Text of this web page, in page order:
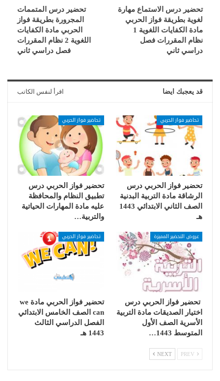
تحضير درس الاستماع مهارة
لغوية بطريقة فواز الحربي
مادة الكفايات اللغوية 1
نظام المقررات فصل
دراسي ثاني
تحضير درس المتممات
المجرورة بطريقة فواز
الحربي مادة الكفايات
اللغوية 2 نظام المقررات
فصل دراسي ثاني
قد يعجبك ايضا اقرأ لنفس الكاتب
تحاضير فواز الحربي
تحضير فواز الحربي درس
الرشاقة مادة التربية البدنية
الصف الثاني الابتدائي 1443
هـ
تحاضير فواز الحربي
تحضير فواز الحربي درس
تطبيق النظام والمحافظة
عليه مادة المهارات الحياتية
والتربية…
عروض التحضير المميزة
تحضير فواز الحربي درس
اختيار الصديقات مادة التربية
الأسرية الصف الأول
المتوسط 1443…
تحاضير فواز الحربي
تحضير فواز الحربي مادة we
can الصف الخامس الابتدائي
الفصل الدراسي الثالث
1443 هـ
NEXT